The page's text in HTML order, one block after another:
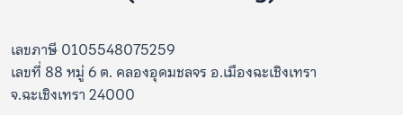
เลขภาษี 0105548075259
เลขที่ 88 หมู่ 6 ต. คลองอุดมชลจร อ.เมืองฉะเชิงเทรา
จ.ฉะเชิงเทรา 24000